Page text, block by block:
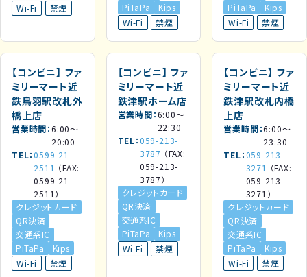
Wi-Fi
禁煙
PiTaPa
Kips
Wi-Fi
禁煙
PiTaPa
Kips
Wi-Fi
禁煙
【コンビニ】 ファ
ミリーマート近
鉄鳥羽駅改札外
橋上店
営業時間 6:00～
20:00
TEL 0599-21-
2511 （FAX:
0599-21-
2511）
クレジットカード
QR決済
交通系IC
PiTaPa
Kips
Wi-Fi
禁煙
【コンビニ】 ファ
ミリーマート近
鉄津駅ホーム店
営業時間 6:00～
22:30
TEL 059-213-
3787 （FAX:
059-213-
3787）
クレジットカード
QR決済
交通系IC
PiTaPa
Kips
Wi-Fi
禁煙
【コンビニ】 ファ
ミリーマート近
鉄津駅改札内橋
上店
営業時間 6:00～
23:30
TEL 059-213-
3271 （FAX:
059-213-
3271）
クレジットカード
QR決済
交通系IC
PiTaPa
Kips
Wi-Fi
禁煙